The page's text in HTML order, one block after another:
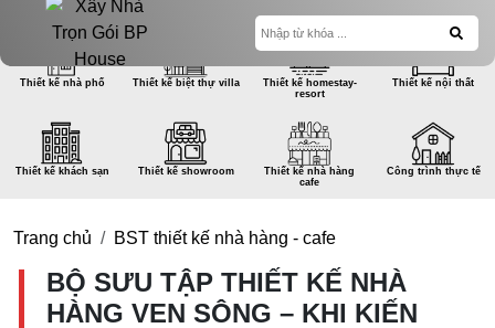
Thiết kế nhà phố Thiết kế biệt thự villa
Thiết kế homestay-
resort
Thiết kế nội thất
Thiết kế khách sạn Thiết kế showroom
Thiết kế nhà hàng
cafe
Công trình thực tế
Trang chủ BST thiết kế nhà hàng - cafe
BỘ SƯU TẬP THIẾT KẾ NHÀ
HÀNG VEN SÔNG – KHI KIẾN